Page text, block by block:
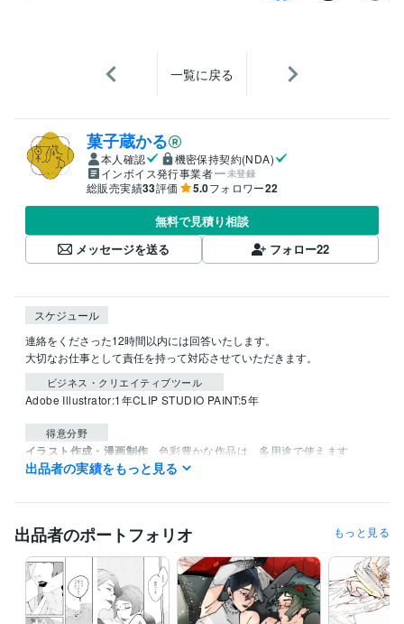
一覧に戻る
菓子蔵かる
本人確認
機密保持契約(NDA)
インボイス発行事業者
未登録
総販売実績33評価 5.0フォロワー22
無料で見積り相談
メッセージを送る
フォロー22
スケジュール
連絡をくださった12時間以内には回答いたします。
大切なお仕事として責任を持って対応させていただきます。
ビジネス・クリエイティブツール
Adobe Illustrator:1年CLIP STUDIO PAINT:5年
得意分野
イラスト作成・漫画制作 色彩豊かな作品は、多用途で使えます
色彩 サムネ アパレル 歌ってみた
出品者の実績をもっと見る
出品者のポートフォリオ もっと見る